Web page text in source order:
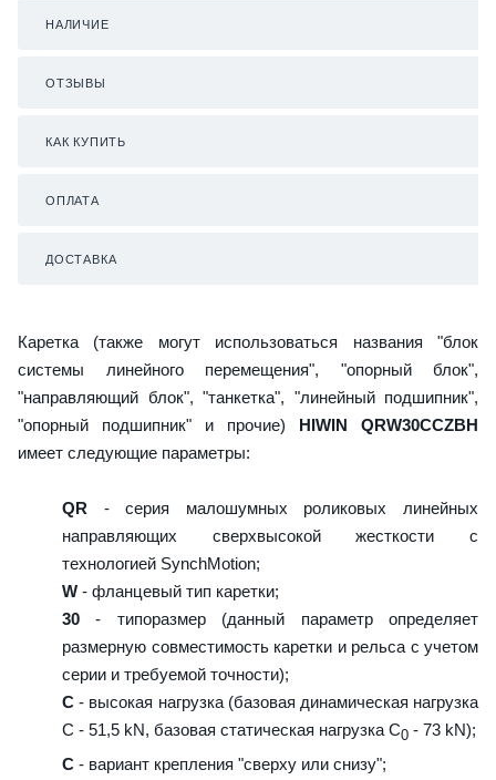
НАЛИЧИЕ
ОТЗЫВЫ
КАК КУПИТЬ
ОПЛАТА
ДОСТАВКА
Каретка (также могут использоваться названия "блок
системы линейного перемещения", "опорный блок",
"направляющий блок", "танкетка", "линейный подшипник",
"опорный подшипник" и прочие) HIWIN QRW30CCZBH
имеет следующие параметры:
QR - серия малошумных роликовых линейных
направляющих сверхвысокой жесткости с
технологией SynchMotion;
W - фланцевый тип каретки;
30 - типоразмер (данный параметр определяет
размерную совместимость каретки и рельса с учетом
серии и требуемой точности);
C - высокая нагрузка (базовая динамическая нагрузка
C - 51,5 kN, базовая статическая нагрузка С0 - 73 kN);
C - вариант крепления "сверху или снизу";